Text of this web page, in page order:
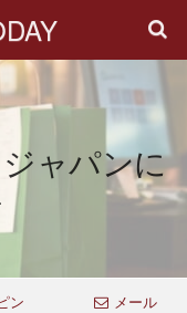
ャパンに
ン メール